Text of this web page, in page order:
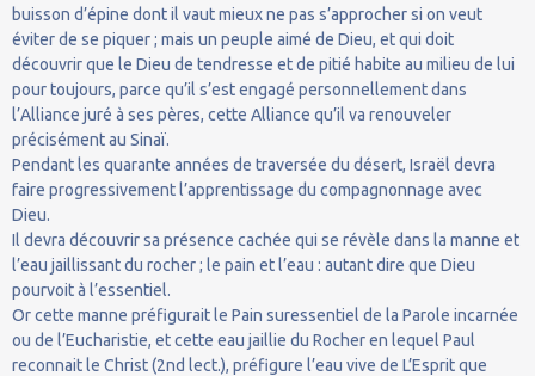
buisson d’épine dont il vaut mieux ne pas s’approcher si on veut
éviter de se piquer ; mais un peuple aimé de Dieu, et qui doit
découvrir que le Dieu de tendresse et de pitié habite au milieu de lui
pour toujours, parce qu’il s’est engagé personnellement dans
l’Alliance juré à ses pères, cette Alliance qu’il va renouveler
précisément au Sinaï.
Pendant les quarante années de traversée du désert, Israël devra
faire progressivement l’apprentissage du compagnonnage avec
Dieu.
Il devra découvrir sa présence cachée qui se révèle dans la manne et
l’eau jaillissant du rocher ; le pain et l’eau : autant dire que Dieu
pourvoit à l’essentiel.
Or cette manne préfigurait le Pain suressentiel de la Parole incarnée
ou de l’Eucharistie, et cette eau jaillie du Rocher en lequel Paul
reconnait le Christ (2nd lect.), préfigure l’eau vive de L’Esprit que